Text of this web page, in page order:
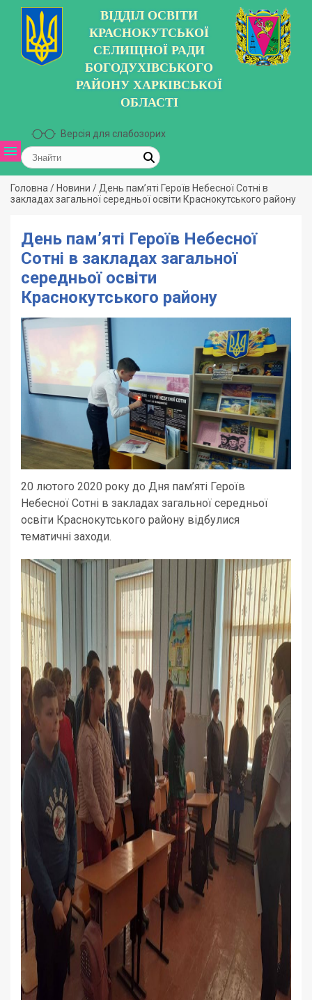
ВІДДІЛ ОСВІТИ
КРАСНОКУТСЬКОЇ
СЕЛИЩНОЇ РАДИ
БОГОДУХІВСЬКОГО
РАЙОНУ ХАРКІВСЬКОЇ
ОБЛАСТІ
Версія для слабозорих
Головна / Новини / День пам’яті Героїв Небесної Сотні в
закладах загальної середньої освіти Краснокутського району
День пам’яті Героїв Небесної
Сотні в закладах загальної
середньої освіти
Краснокутського району
20 лютого 2020 року до Дня пам’яті Героїв
Небесної Сотні в закладах загальної середньої
освіти Краснокутського району відбулися
тематичні заходи.